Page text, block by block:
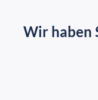
Wir haben